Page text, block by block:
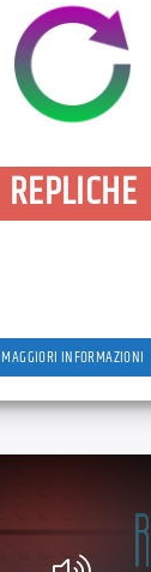
REPLICHE
MAGGIORI INFORMAZIONI